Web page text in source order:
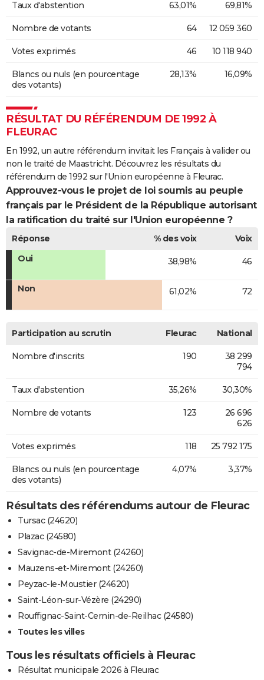
Taux d'abstention 63,01% 69,81%
Nombre de votants 64 12 059 360
Votes exprimés 46 10 118 940
Blancs ou nuls (en pourcentage
des votants)
28,13% 16,09%
RÉSULTAT DU RÉFÉRENDUM DE 1992 À
FLEURAC
En 1992, un autre référendum invitait les Français à valider ou
non le traité de Maastricht. Découvrez les résultats du
référendum de 1992 sur l'Union européenne à Fleurac.
Approuvez-vous le projet de loi soumis au peuple
français par le Président de la République autorisant
la ratification du traité sur l'Union européenne ?
Réponse % des voix
Voix
Oui
38,98% 46
Non 61,02% 72
Participation au scrutin Fleurac National
Nombre d'inscrits 190
38 299
794
Taux d'abstention 35,26% 30,30%
Nombre de votants 123
26 696
626
Votes exprimés 118 25 792 175
Blancs ou nuls (en pourcentage
des votants)
4,07% 3,37%
Résultats des référendums autour de Fleurac
Tursac (24620)
Plazac (24580)
Savignac-de-Miremont (24260)
Mauzens-et-Miremont (24260)
Peyzac-le-Moustier (24620)
Saint-Léon-sur-Vézère (24290)
Rouffignac-Saint-Cernin-de-Reilhac (24580)
Toutes les villes
Tous les résultats officiels à Fleurac
Résultat municipale 2026 à Fleurac